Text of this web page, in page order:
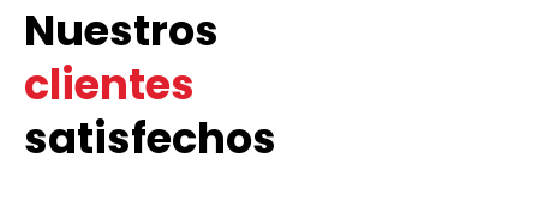
Nuestros
clientes
satisfechos